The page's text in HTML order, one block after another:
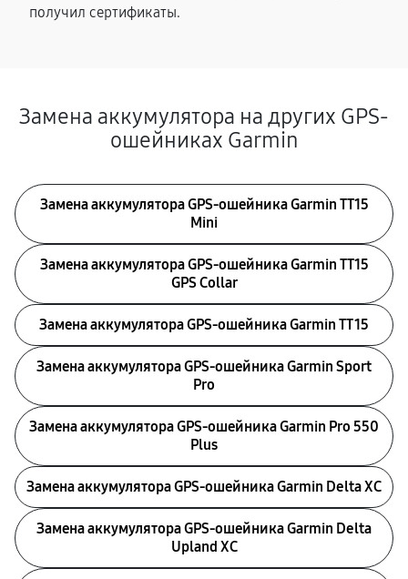
получил сертификаты.
Замена аккумулятора на других GPS-
ошейниках Garmin
Замена аккумулятора GPS-ошейника Garmin TT15
Mini
Замена аккумулятора GPS-ошейника Garmin TT15
GPS Collar
Замена аккумулятора GPS-ошейника Garmin TT 15
Замена аккумулятора GPS-ошейника Garmin Sport
Pro
Замена аккумулятора GPS-ошейника Garmin Pro 550
Plus
Замена аккумулятора GPS-ошейника Garmin Delta XC
Замена аккумулятора GPS-ошейника Garmin Delta
Upland XC